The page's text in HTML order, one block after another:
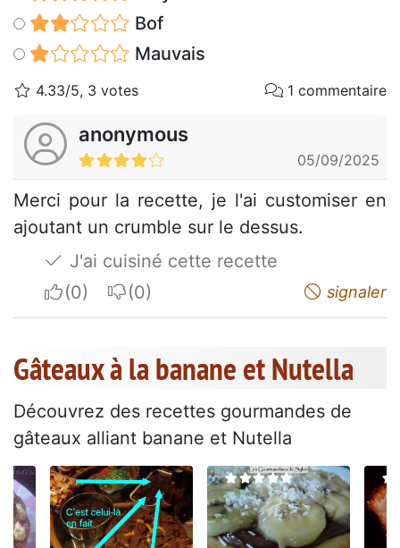
Bof
Mauvais
4.33/5, 3 votes 1 commentaire
anonymous
05/09/2025
Merci pour la recette, je l'ai customiser en
ajoutant un crumble sur le dessus.
J'ai cuisiné cette recette
I apreciateI do not appreciate signaler
Gâteaux à la banane et Nutella
Découvrez des recettes gourmandes de
gâteaux alliant banane et Nutella